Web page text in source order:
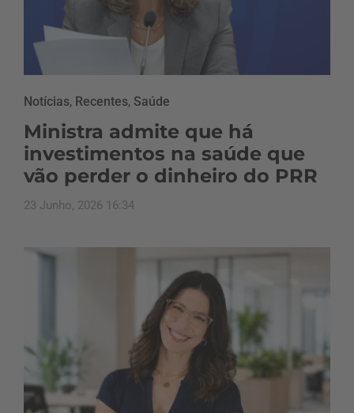
Notícias, Recentes, Saúde
Ministra admite que há
investimentos na saúde que
vão perder o dinheiro do PRR
23 Junho, 2026 16:34